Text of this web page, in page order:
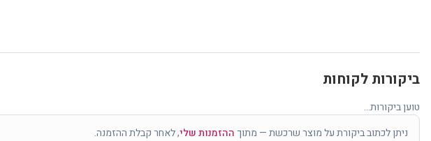
ביקורות לקוחות
טוען ביקורות...
ניתן לכתוב ביקורת על מוצר שרכשת — מתוךההזמנות שלי, לאחר קבלת ההזמנה.